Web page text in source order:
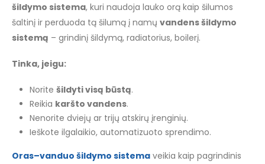
šildymo sistema, kuri naudoja lauko orą kaip šilumos
šaltinį ir perduoda tą šilumą į namų vandens šildymo
sistemą – grindinį šildymą, radiatorius, boilerį.
Tinka, jeigu:
Norite šildyti visą būstą.
Reikia karšto vandens.
Nenorite dviejų ar trijų atskirų įrenginių.
Ieškote ilgalaikio, automatizuoto sprendimo.
Oras–vanduo šildymo sistema veikia kaip pagrindinis